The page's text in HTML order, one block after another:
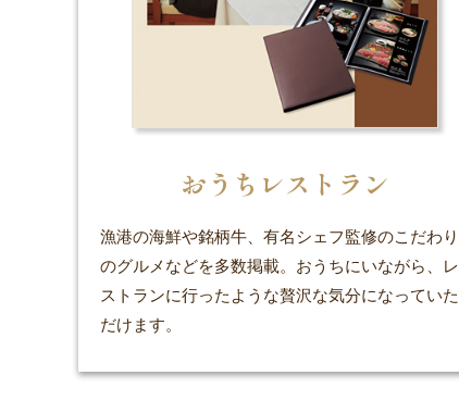
おうちレストラン
漁港の海鮮や銘柄牛、有名シェフ監修のこだわり
のグルメなどを多数掲載。おうちにいながら、レ
ストランに行ったような贅沢な気分になっていた
だけます。